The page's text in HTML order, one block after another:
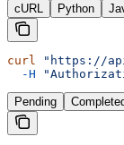
cURL Python
curl
"https://
  -H
Pending